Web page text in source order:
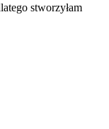
stworzyłam